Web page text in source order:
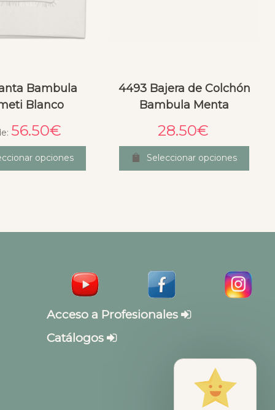
Bambula
Blanco
56.50€
opciones
4493 Bajera de Colchón
Bambula Menta
28.50€
Seleccionar opciones
Acceso a Profesionales
Catálogos